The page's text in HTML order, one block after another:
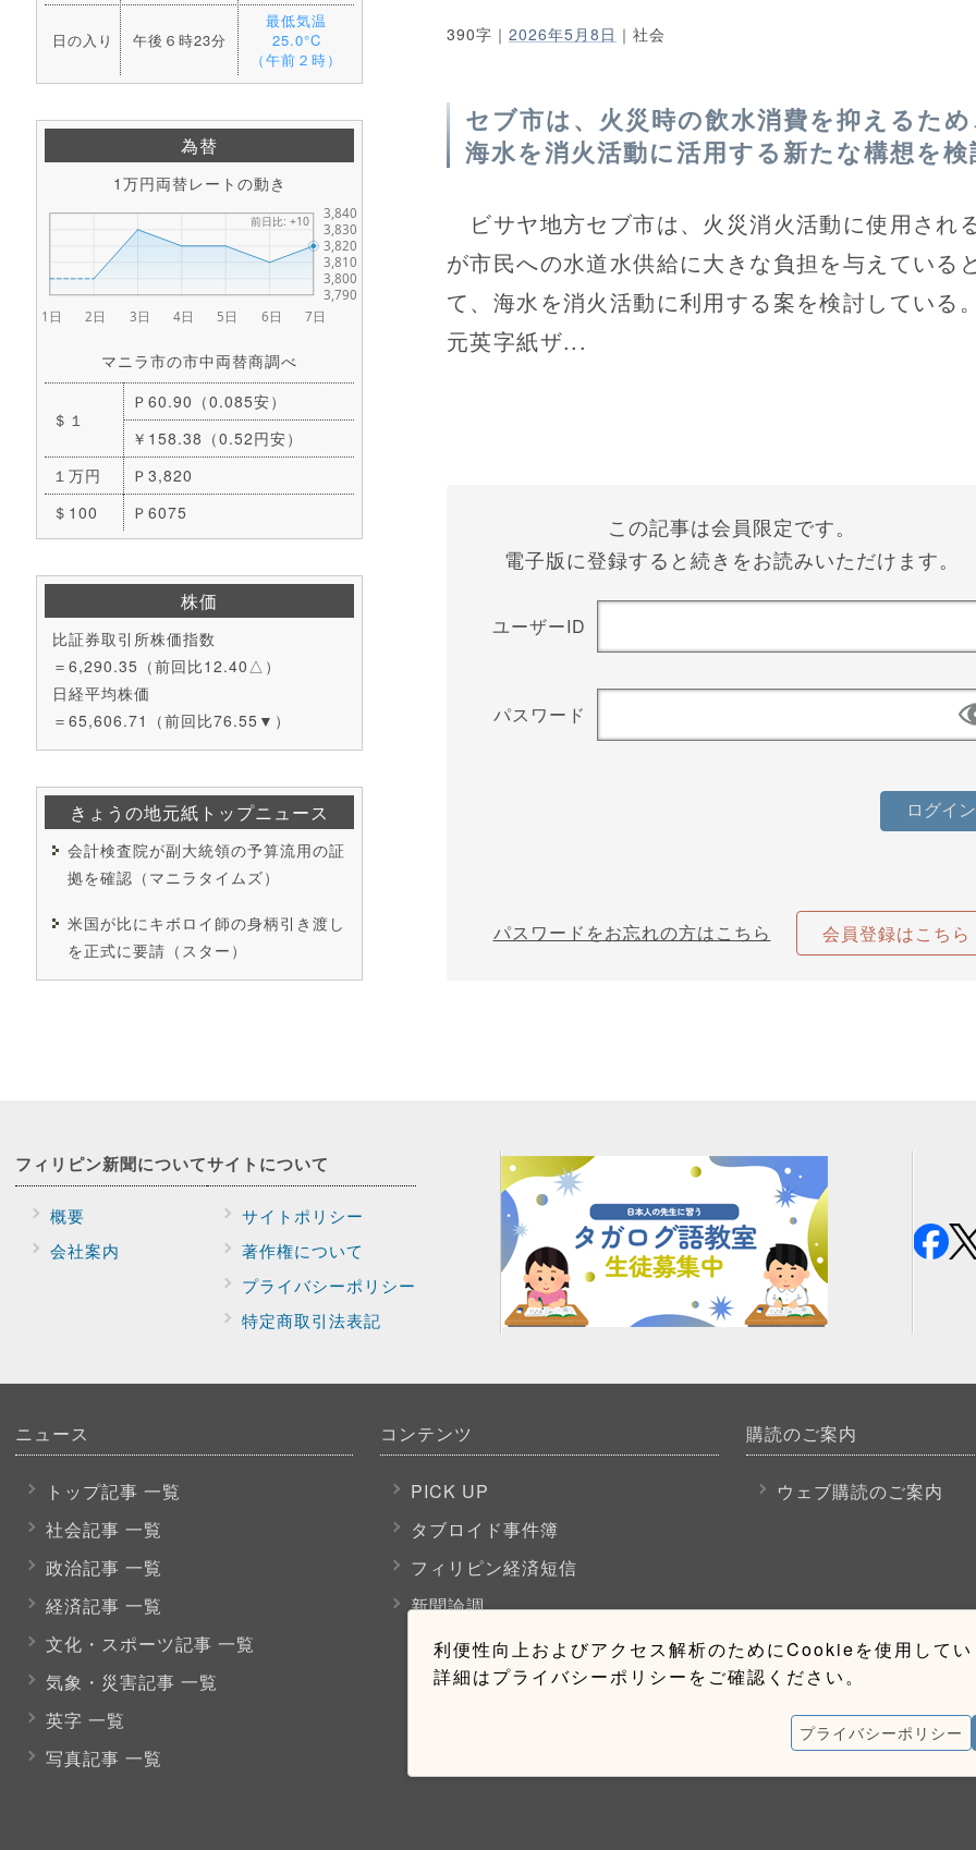
日の入り 午後６時23分
最低気温
25.0°C
（午前２時）
為替
1万円両替レートの動き
マニラ市の市中両替商調べ
＄１
Ｐ60.90（0.085安）
￥158.38（0.52円安）
１万円
Ｐ3,820
＄100
Ｐ6075
株価
比証券取引所株価指数
＝6,290.35（前回比12.40△）
日経平均株価
＝65,606.71（前回比76.55▼）
きょうの地元紙トップニュース
会計検査院が副大統領の予算流用の証
拠を確認（マニラタイムズ）
米国が比にキボロイ師の身柄引き渡し
を正式に要請（スター）
390字｜ 2026年5月8日 ｜社会
セブ市は、火災時の飲水消費を抑えるた
海水を消火活動に活用する新たな構想を検
ビサヤ地方セブ市は、火災消火活動に使用され
が市民への水道水供給に大きな負担を与えている
て、海水を消火活動に利用する案を検討している
元英字紙ザ...
この記事は会員限定です。
電子版に登録すると続きをお読みいただけます。
ユーザーID
パスワード
パスワードをお忘れの方はこちら 会員登録はこちら
利便性向上およびアクセス解析のためにCookieを使用して
詳細はプライバシーポリシーをご確認ください。
プライバシーポリシー
フィリピン新聞について
概要
会社案内
サイトについて
サイトポリシー
著作権について
プライバシーポリシー
特定商取引法表記
ニュース
トップ記事 一覧
社会記事 一覧
政治記事 一覧
経済記事 一覧
文化・スポーツ記事 一覧
気象・災害記事 一覧
英字 一覧
写真記事 一覧
コンテンツ
PICK UP
タブロイド事件簿
フィリピン経済短信
新聞論調
購読のご案内
ウェブ購読のご案内